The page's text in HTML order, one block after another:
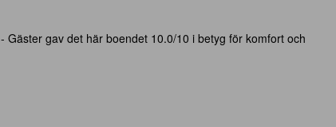
- Gäster gav det här boendet 10.0/10 i betyg för komfort och